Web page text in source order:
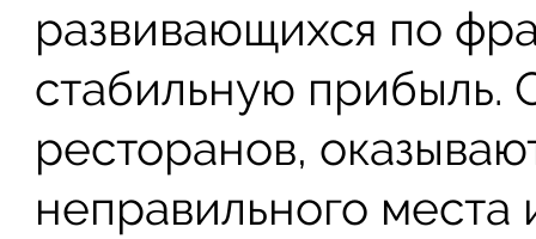
развивающихся по
стабильную прибыль.
ресторанов,
неправильного